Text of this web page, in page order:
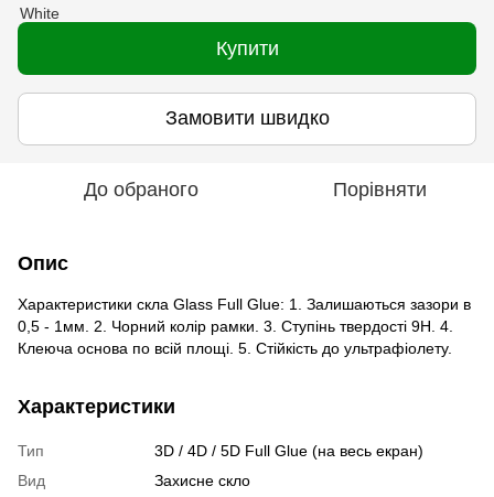
Купити
Замовити швидко
До обраного Порівняти
Опис
Характеристики скла Glass Full Glue: 1. Залишаються зазори в
0,5 - 1мм. 2. Чорний колір рамки. 3. Ступінь твердості 9H. 4.
Клеюча основа по всій площі. 5. Стійкість до ультрафіолету.
Характеристики
Тип
3D / 4D / 5D Full Glue (на весь екран)
Вид
Захисне скло